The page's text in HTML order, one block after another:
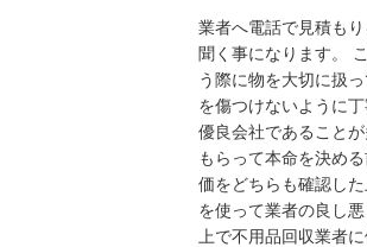
業者へ電話で見積も
聞く事になります。
う際に物を大切に扱
を傷つけないように
優良会社であること
もらって本命を決め
価をどちらも確認し
を使って業者の良し
上で不用品回収業者